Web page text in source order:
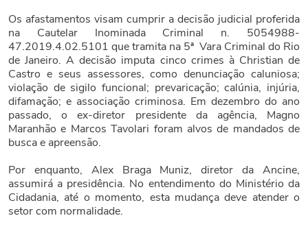
Os afastamentos visam cumprir a decisão judicial proferida
na Cautelar Inominada Criminal n. 5054988-
47.2019.4.02.5101 que tramita na 5ª Vara Criminal do Rio
de Janeiro. A decisão imputa cinco crimes à Christian de
Castro e seus assessores, como denunciação caluniosa;
violação de sigilo funcional; prevaricação; calúnia, injúria,
difamação; e associação criminosa. Em dezembro do ano
passado, o ex-diretor presidente da agência, Magno
Maranhão e Marcos Tavolari foram alvos de mandados de
busca e apreensão.
Por enquanto, Alex Braga Muniz, diretor da Ancine,
assumirá a presidência. No entendimento do Ministério da
Cidadania, até o momento, esta mudança deve atender o
setor com normalidade.